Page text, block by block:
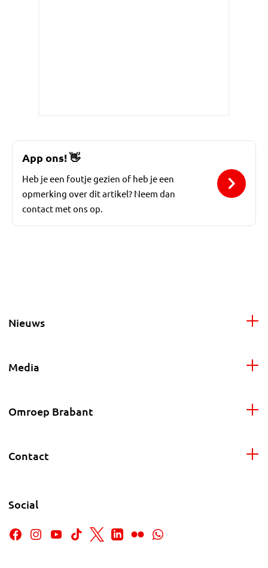
App ons!👋
Heb je een foutje gezien of heb je een
opmerking over dit artikel? Neem dan
contact met ons op.
Nieuws
Media
Omroep Brabant
Contact
Social